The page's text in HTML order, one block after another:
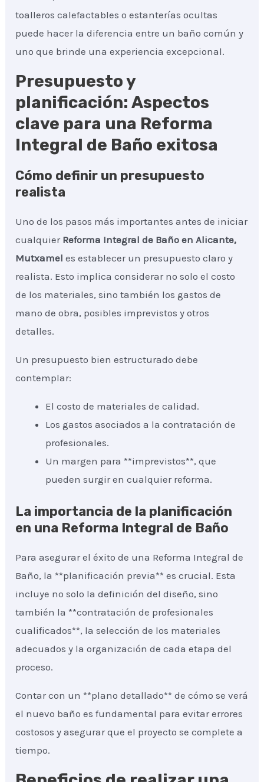
toalleros calefactables o estanterías ocultas
puede hacer la diferencia entre un baño común y
uno que brinde una experiencia excepcional.
Presupuesto y
planificación: Aspectos
clave para una Reforma
Integral de Baño exitosa
Cómo definir un presupuesto
realista
Uno de los pasos más importantes antes de iniciar
cualquier Reforma Integral de Baño en Alicante,
Mutxameles establecer un presupuesto claro y
realista. Esto implica considerar no solo el costo
de los materiales, sino también los gastos de
mano de obra, posibles imprevistos y otros
detalles.
Un presupuesto bien estructurado debe
contemplar:
El costo de materiales de calidad.
Los gastos asociados a la contratación de
profesionales.
Un margen para **imprevistos**, que
pueden surgir en cualquier reforma.
La importancia de la planificación
en una Reforma Integral de Baño
Para asegurar el éxito de una Reforma Integral de
Baño, la **planificación previa** es crucial. Esta
incluye no solo la definición del diseño, sino
también la **contratación de profesionales
cualificados**, la selección de los materiales
adecuados y la organización de cada etapa del
proceso.
Contar con un **plano detallado** de cómo se verá
el nuevo baño es fundamental para evitar errores
costosos y asegurar que el proyecto se complete a
tiempo.